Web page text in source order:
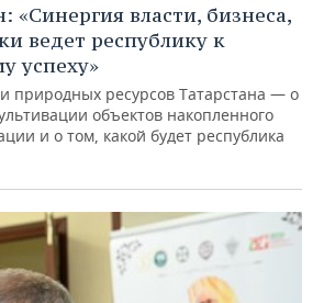
«Синергия власти, бизнеса,
ведет республику к
успеху»
природных ресурсов Татарстана — о
объектов накопленного
и о том, какой будет республика